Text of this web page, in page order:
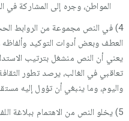
المواطن، وجره إلى المشاركة في
4) في النص مجموعة من الروابط
العطف وبعض أدوات التوكيد
يعني أن النص منشغل بترتيب
تعاقبي في الغالب، يرصد تطور
واليوم، وما ينبغي أن تؤول إليه
5) يخلو النص من الاهتمام ببلاغة